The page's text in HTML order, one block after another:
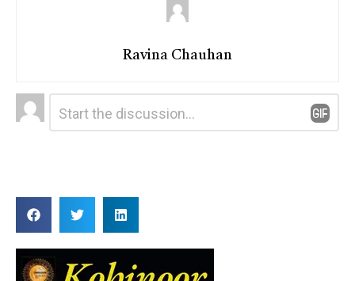
Ravina Chauhan
Leave
a
Comment